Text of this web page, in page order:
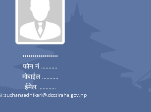
..................
फोन नं ...........
मोबाईल ...........
ईमेल: ...........